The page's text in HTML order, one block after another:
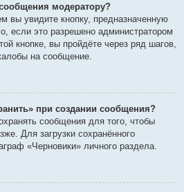
модератору?
вы увидите кнопку, предназначенную
если это разрешено администратором
кнопке, вы пройдёте через ряд шагов,
на сообщение.
при создании сообщения?
сообщения для того, чтобы
Для загрузки сохранённого
«Черновики» личного раздела.